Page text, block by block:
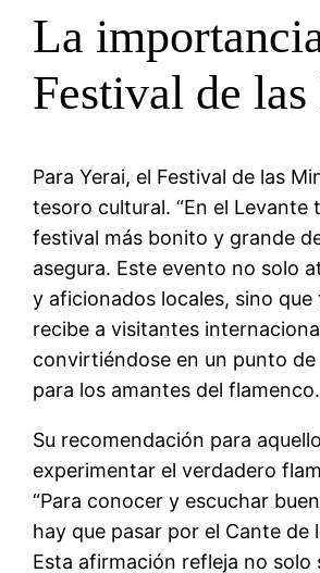
La
Festival de
Para Yerai, el Festival de las
tesoro cultural. “En el Levante
festival más bonito y grande
asegura. Este evento no solo
y aficionados locales, sino que
recibe a visitantes
convirtiéndose en un punto
para los amantes del flamenco.
Su recomendación para
experimentar el verdadero
“Para conocer y escuchar
hay que pasar por el Cante de
Esta afirmación refleja no solo